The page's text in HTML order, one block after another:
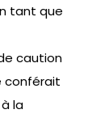
tant que
caution
conférait
la